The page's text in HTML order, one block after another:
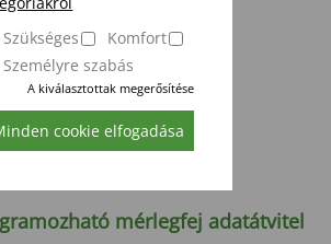
Szükséges
Komfort
Személyre szabás
A kiválasztottak megerősítése
cookie elfogadása
mérlegfej adatátvitel